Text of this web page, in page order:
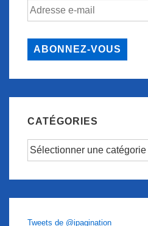
Adresse
e-
ABONNEZ-VOUS
CATÉGORIES
Catégories
Tweets de @ipagination